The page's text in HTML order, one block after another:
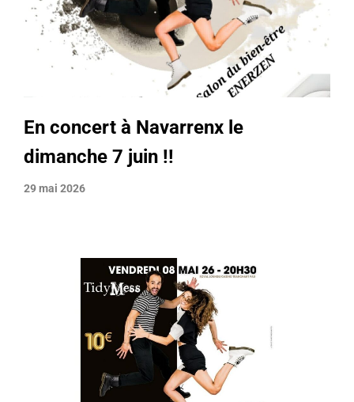
En concert à Navarrenx le
dimanche 7 juin !!
29 mai 2026